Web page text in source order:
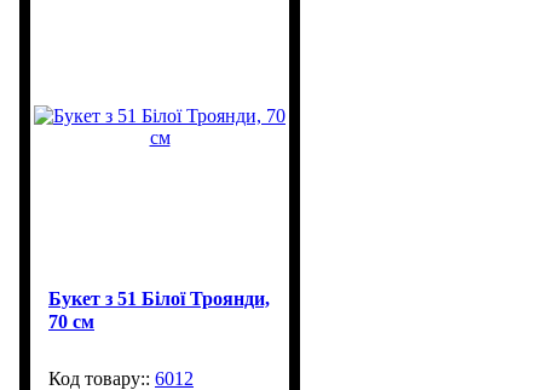
Букет з 51 Білої Троянди,
70 см
6012